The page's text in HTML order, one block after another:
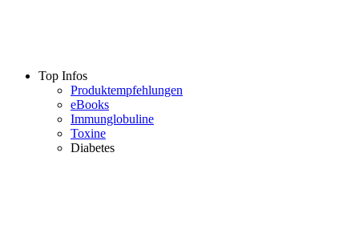
Top Infos
Produktempfehlungen
eBooks
Immunglobuline
Toxine
Diabetes